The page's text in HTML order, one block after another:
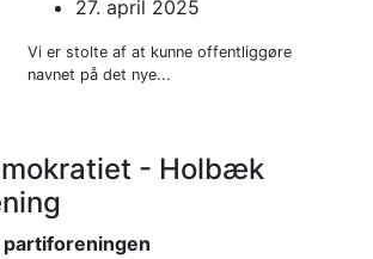
27. april 2025
Vi er stolte af at kunne offentliggøre
navnet på det nye...
- Holbæk
partiforeningen